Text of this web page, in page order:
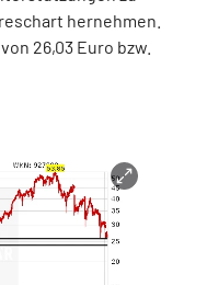
hernehmen.
26,03 Euro bzw.